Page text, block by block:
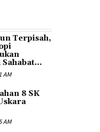
Terpisah,
AM
8 SK
AM